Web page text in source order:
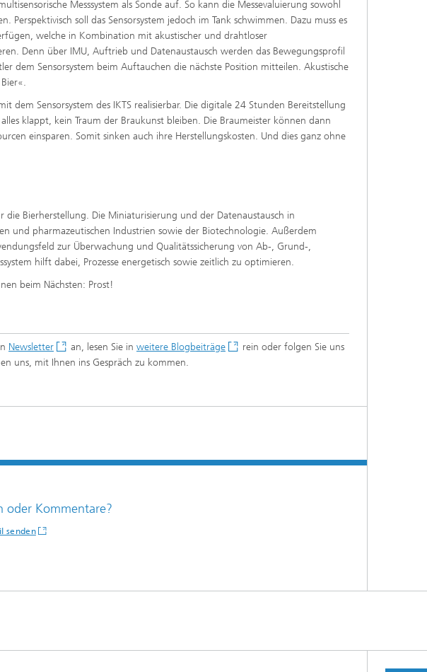
Messsystem als Sonde auf. So kann die Messevaluierung sowohl
Perspektivisch soll das Sensorsystem jedoch im Tank schwimmen. Dazu muss es
welche in Kombination mit akustischer und drahtloser
Denn über IMU, Auftrieb und Datenaustausch werden das Bewegungsprofil
dem Sensorsystem beim Auftauchen die nächste Position mitteilen. Akustische
dem Sensorsystem des IKTS realisierbar. Die digitale 24 Stunden Bereitstellung
klappt, kein Traum der Braukunst bleiben. Die Braumeister können dann
einsparen. Somit sinken auch ihre Herstellungskosten. Und dies ganz ohne
Bierherstellung. Die Miniaturisierung und der Datenaustausch in
und pharmazeutischen Industrien sowie der Biotechnologie. Außerdem
zur Überwachung und Qualitätssicherung von Ab-, Grund-,
hilft dabei, Prozesse energetisch sowie zeitlich zu optimieren.
beim Nächsten: Prost!
Newsletter an, lesen Sie in weitere Blogbeiträge
rein oder folgen Sie uns
uns, mit Ihnen ins Gespräch zu kommen.
oder Kommentare?
senden